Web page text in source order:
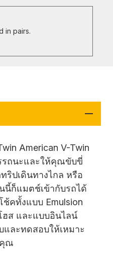
in pairs.
American V-Twin
รถนะและให้คุณขับขี่
ริปเดินทางไกล หรือ
นี้ก็แมตช์เข้ากับรถได้
ช้คทั้งแบบ Emulsion
ส และแบบอินไลน์
ละทดสอบให้เหมาะ
ณ